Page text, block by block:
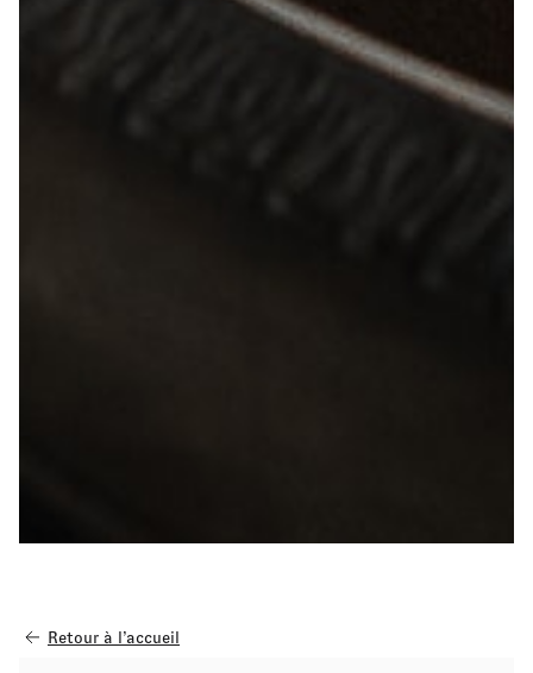
Retour à l’accueil